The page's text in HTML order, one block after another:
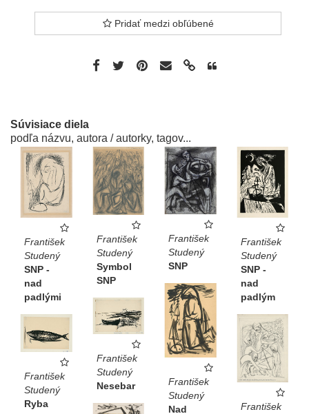
Pridať medzi obľúbené
Súvisiace diela
podľa názvu, autora / autorky, tagov...
František
Studený
SNP -
nad
padlými
František
Studený
Symbol
SNP
František
Studený
SNP
František
Studený
SNP -
nad
padlým
František
Studený
Nad
František
Studený
Nesebar
František
Studený
Ryba
František